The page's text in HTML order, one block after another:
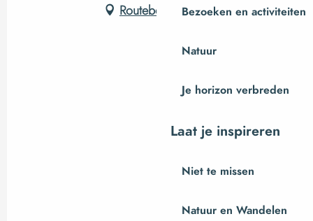
Bezoeken en activiteiten
Natuur
Je horizon verbreden
Laat je inspireren
Niet te missen
Natuur en Wandelen
Routebeschrijving